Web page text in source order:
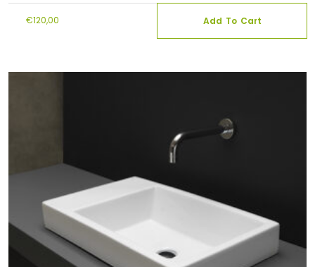
€120,00 Add To Cart